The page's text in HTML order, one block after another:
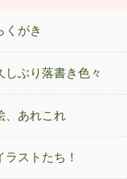
くがき
しぶり落書き色々
、あれこれ
ラストたち！